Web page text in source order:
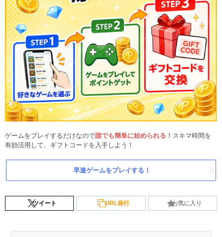
ゲームをプレイするだけなので誰でも簡単に始められる！ スキマ時間を
有効活用して、ギフトコードを入手しよう！
早速ゲームをプレイする！
ツイート URL発行 お気に入り